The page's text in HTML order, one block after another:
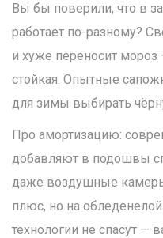
Вы бы поверили, что в
работает по-разному?
и хуже переносит мороз
стойкая. Опытные
для зимы выбирать
Про амортизацию:
добавляют в подошвы
даже воздушные
плюс, но на
технологии не спасут —